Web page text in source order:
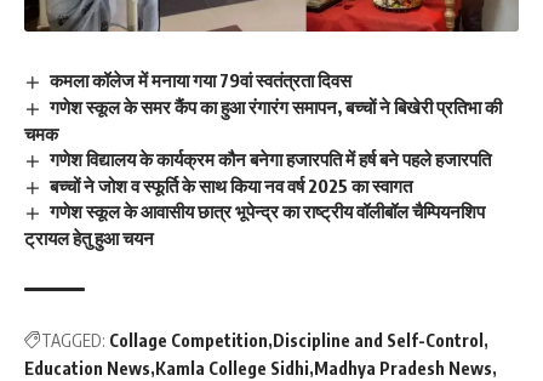
कमला कॉलेज में मनाया गया 79वां स्वतंत्रता दिवस
गणेश स्कूल के समर कैंप का हुआ रंगारंग समापन, बच्चों ने बिखेरी प्रतिभा की
चमक
गणेश विद्यालय के कार्यक्रम कौन बनेगा हजारपति में हर्ष बने पहले हजारपति
बच्चों ने जोश व स्फूर्ति के साथ किया नव वर्ष 2025 का स्वागत
गणेश स्कूल के आवासीय छात्र भूपेन्द्र का राष्ट्रीय वॉलीबॉल चैम्पियनशिप
ट्रायल हेतु हुआ चयन
TAGGED: Collage Competition Discipline and Self-Control
Education News Kamla College Sidhi Madhya Pradesh News